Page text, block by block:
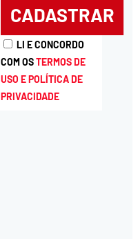
LI E CONCORDO
COM OSTERMOS DE
USO E POLÍTICA DE
PRIVACIDADE